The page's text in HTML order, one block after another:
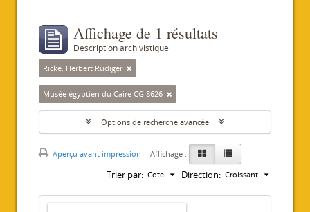
Affichage de 1 résultats
Description archivistique
Ricke, Herbert Rüdiger
Musée égyptien du Caire CG 8626
Options de recherche avancée
Aperçu avant impression Affichage :
Trier par: Cote Direction: Croissant